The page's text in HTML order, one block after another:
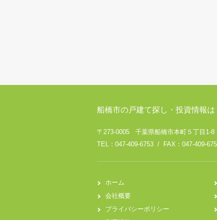
船橋市の戸建て探し・投資情報は
〒273-0005 千葉県船橋市本町５丁目1-
TEL：047-409-6753 / FAX：047-409-
ホーム
会社概要
プライバシーポリシー